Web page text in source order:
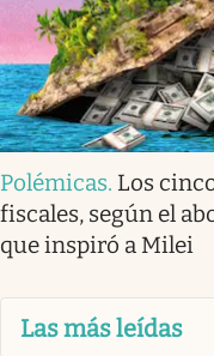
Polémicas. Los
fiscales, según el
que inspiró a Milei
Las más leídas